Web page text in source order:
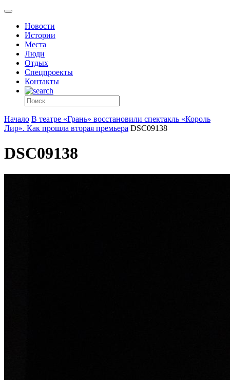
Новости
Истории
Места
Люди
Отдых
Спецпроекты
Контакты
Начало В театре «Грань» восстановили спектакль «Король
Лир». Как прошла вторая премьера DSC09138
DSC09138